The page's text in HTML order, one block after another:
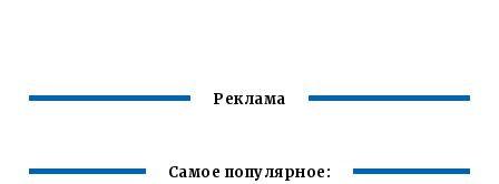
Реклама
Самое популярное: